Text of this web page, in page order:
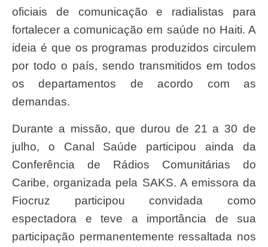
oficiais de comunicação e radialistas para
fortalecer a comunicação em saúde no Haiti. A
ideia é que os programas produzidos circulem
por todo o país, sendo transmitidos em todos
os departamentos de acordo com as
demandas.
Durante a missão, que durou de 21 a 30 de
julho, o Canal Saúde participou ainda da
Conferência de Rádios Comunitárias do
Caribe, organizada pela SAKS. A emissora da
Fiocruz participou convidada como
espectadora e teve a importância de sua
participação permanentemente ressaltada nos